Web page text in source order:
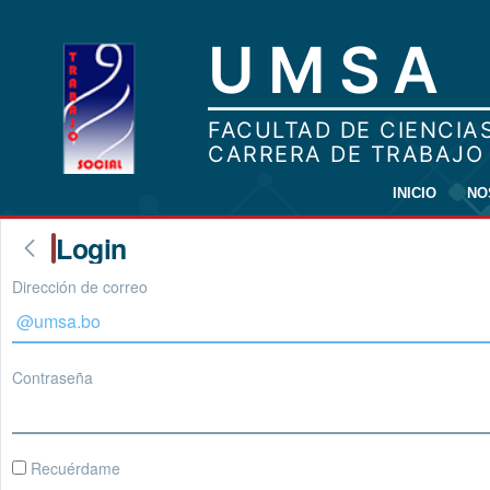
INICIO
Login
Dirección de correo
Contraseña
Recuérdame